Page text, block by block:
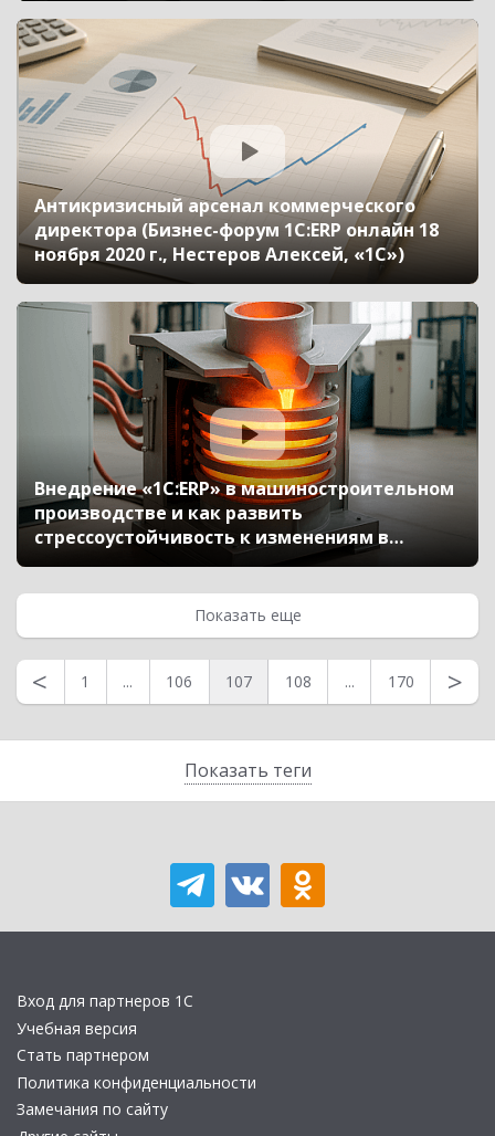
Показать теги
Антикризисный арсенал коммерческого
директора (Бизнес-форум 1С:ERP онлайн 18
ноября 2020 г., Нестеров Алексей, «1С»)
Внедрение «1С:ERP» в машиностроительном
производстве и как развить
стрессоустойчивость к изменениям в
компании (Бизнес-форум 1С:ERP онлайн 18
«Карагандинский литейно-
машиностроительный завод», Мастяев
Владимир, «Exsolc
Показать еще
< 1 ... 106 107 108 ... 170 >
Вход для партнеров 1С
Учебная версия
Стать партнером
Политика конфиденциальности
Замечания по сайту